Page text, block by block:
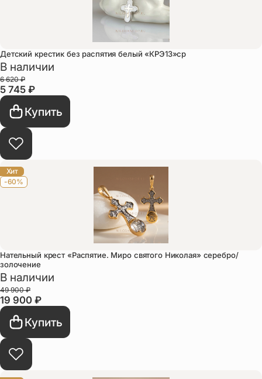
Детский крестик без распятия белый «КРЭ13»ср
В наличии
5 745 ₽
6 620₽
Купить
Хит
-60%
Нательный крест «Распятие. Миро святого Николая» серебро/
золочение
В наличии
19 900 ₽
49 900₽
Купить